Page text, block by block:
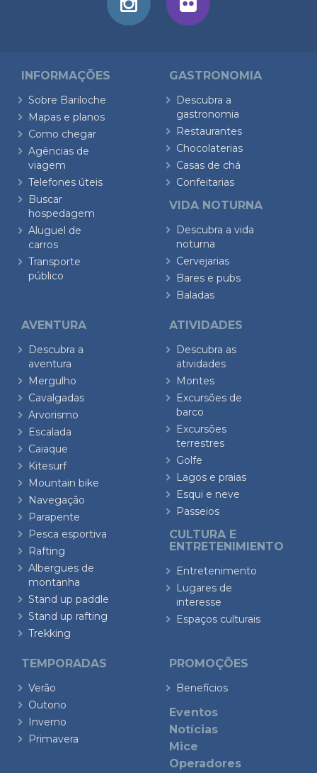
INFORMAÇÕES
Sobre Bariloche
Mapas e planos
Como chegar
Agências de
viagem
Telefones úteis
Buscar
hospedagem
Aluguel de
carros
Transporte
público
GASTRONOMIA
Descubra a
gastronomia
Restaurantes
Chocolaterias
Casas de chá
Confeitarias
VIDA NOTURNA
Descubra a vida
noturna
Cervejarias
Bares e pubs
Baladas
AVENTURA
Descubra a
aventura
Mergulho
Cavalgadas
Arvorismo
Escalada
Caiaque
Kitesurf
Mountain bike
Navegação
Parapente
Pesca esportiva
Rafting
Albergues de
montanha
Stand up paddle
Stand up rafting
Trekking
ATIVIDADES
Descubra as
atividades
Montes
Excursões de
barco
Excursões
terrestres
Golfe
Lagos e praias
Esqui e neve
Passeios
CULTURA E
ENTRETENIMIENTO
Entretenimento
Lugares de
interesse
Espaços culturais
TEMPORADAS
Verão
Outono
Inverno
Primavera
PROMOÇÕES
Benefícios
Eventos
Notícias
Mice
Operadores